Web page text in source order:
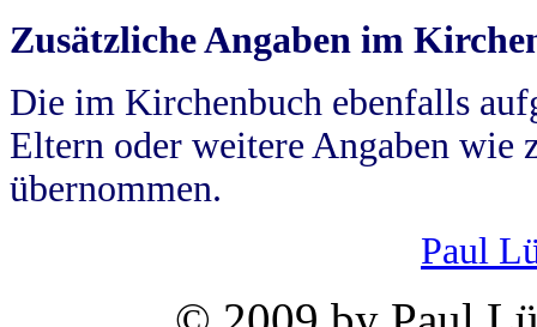
Zusätzliche Angaben im
Die im Kirchenbuch ebenfalls
Eltern oder weitere Angaben wie
übernommen.
Paul